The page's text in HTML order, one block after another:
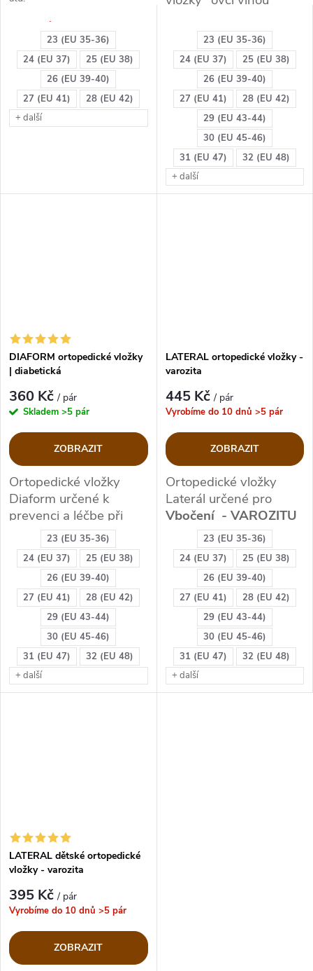
23 (EU 35-36)
24 (EU 37)
25 (EU 38)
26 (EU 39-40)
27 (EU 41)
28 (EU 42)
+ další
23 (EU 35-36)
24 (EU 37)
25 (EU 38)
26 (EU 39-40)
27 (EU 41)
28 (EU 42)
29 (EU 43-44)
30 (EU 45-46)
31 (EU 47)
32 (EU 48)
+ další
23 (EU 35-36)
24 (EU 37)
25 (EU 38)
26 (EU 39-40)
27 (EU 41)
28 (EU 42)
29 (EU 43-44)
30 (EU 45-46)
31 (EU 47)
32 (EU 48)
+ další
DIAFORM ortopedické vložky
| diabetická
360 Kč/ pár
Skladem >5 pár
ZOBRAZIT
Ortopedické vložky
Diaform určené k
prevenci a léčbe při
příznacích plochonoží u
diabetiků -diabetes
mellitus
VHODNÉ:
Diabetes
mellitus, diabetik,
pro ty, kteří chtějí
měkkost a při tom
ortopedické tvarování.
23 (EU 35-36)
24 (EU 37)
25 (EU 38)
26 (EU 39-40)
27 (EU 41)
28 (EU 42)
29 (EU 43-44)
30 (EU 45-46)
31 (EU 47)
32 (EU 48)
+ další
LATERAL ortopedické vložky -
varozita
445 Kč/ pár
Vyrobíme do 10 dnů >5 pár
ZOBRAZIT
Ortopedické vložky
Laterál určené pro
Vbočení - VAROZITU
nohy/našlapování na
vnější strany chodidel/
nohy do "O"
VHODNÉ: Varozita
chodidla, vbočení
kotníků, bolest od
malíku po vnější straně
(bolest může být až k
patě)
LATERAL dětské ortopedické
vložky - varozita
395 Kč/ pár
Vyrobíme do 10 dnů >5 pár
ZOBRAZIT